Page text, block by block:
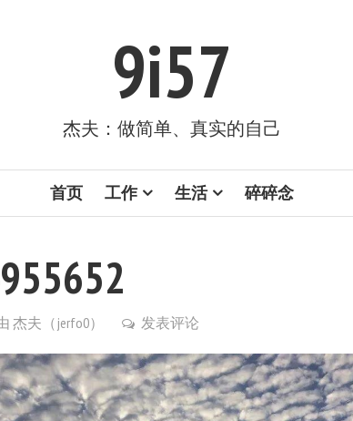
9i57
杰夫：做简单、真实的自己
首页 工作 生活 碎碎念
杰夫（jerfo0） 发表评论